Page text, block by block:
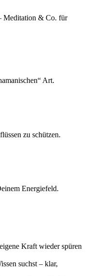
Meditation & Co. für
Art.
zu schützen.
Energiefeld.
Kraft wieder spüren
suchst – klar,